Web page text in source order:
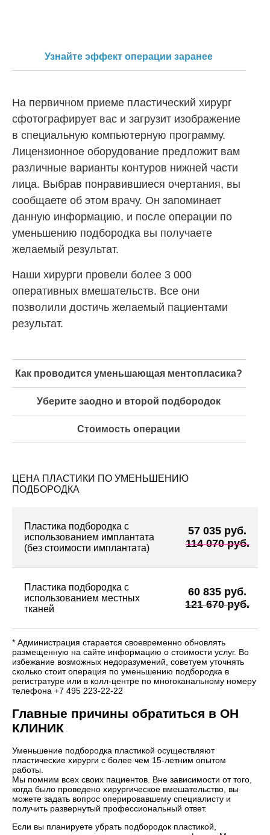
Узнайте эффект операции заранее
На первичном приеме пластический хирург
сфотографирует вас и загрузит изображение
в специальную компьютерную программу.
Лицензионное оборудование предложит вам
различные варианты контуров нижней части
лица. Выбрав понравившиеся очертания, вы
сообщаете об этом врачу. Он запоминает
данную информацию, и после операции по
уменьшению подбородка вы получаете
желаемый результат.
Наши хирурги провели более 3 000
оперативных вмешательств. Все они
позволили достичь желаемый пациентами
результат.
Как проводится уменьшающая ментопласика?
Уберите заодно и второй подбородок
Стоимость операции
ЦЕНА ПЛАСТИКИ ПО УМЕНЬШЕНИЮ
ПОДБОРОДКА
Пластика подбородка с
использованием имплантата
(без стоимости имплантата)
57 035 руб.
114 070 руб.
Пластика подбородка с
использованием местных
тканей
60 835 руб.
121 670 руб.
* Администрация старается своевременно обновлять
размещенную на сайте информацию о стоимости услуг. Во
избежание возможных недоразумений, советуем уточнять
сколько стоит операция по уменьшению подбородка в
регистратуре или в колл-центре по многоканальному номеру
телефона +7 495 223-22-22
Главные причины обратиться в ОН
КЛИНИК
Уменьшение подбородка пластикой осуществляют
пластические хирурги с более чем 15-летним опытом
работы.
Мы помним всех своих пациентов. Вне зависимости от того,
когда было проведено хирургическое вмешательство, вы
можете задать вопрос оперировавшему специалисту и
получить развернутый профессиональный ответ.
Если вы планируете убрать подбородок пластикой,